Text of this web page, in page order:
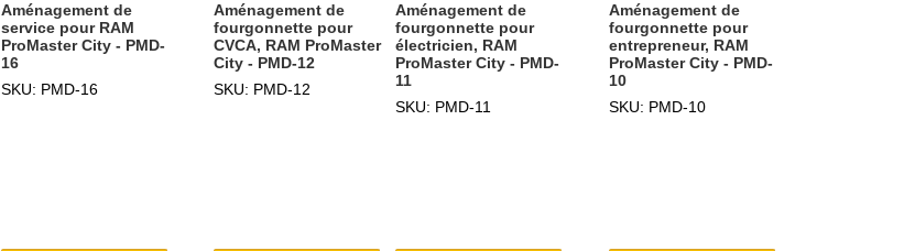
Aménagement de
service pour RAM
ProMaster City - PMD-
16
SKU: PMD-16
Aménagement de
fourgonnette pour
CVCA, RAM ProMaster
City - PMD-12
SKU: PMD-12
Aménagement de
fourgonnette pour
électricien, RAM
ProMaster City - PMD-
11
SKU: PMD-11
Aménagement de
fourgonnette pour
entrepreneur, RAM
ProMaster City - PMD-
10
SKU: PMD-10